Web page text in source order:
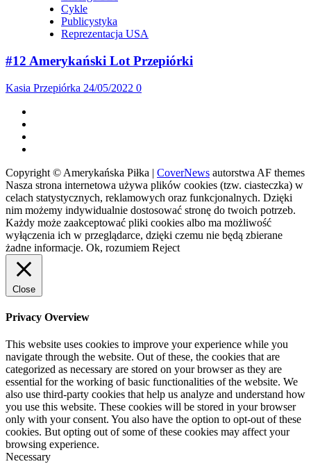
Cykle
Publicystyka
Reprezentacja USA
#12 Amerykański Lot Przepiórki
Kasia Przepiórka 24/05/2022 0
Copyright © Amerykańska Piłka | CoverNews autorstwa AF themes
Nasza strona internetowa używa plików cookies (tzw. ciasteczka) w
celach statystycznych, reklamowych oraz funkcjonalnych. Dzięki
nim możemy indywidualnie dostosować stronę do twoich potrzeb.
Każdy może zaakceptować pliki cookies albo ma możliwość
wyłączenia ich w przeglądarce, dzięki czemu nie będą zbierane
żadne informacje. Ok, rozumiem Reject
Close
Privacy Overview
This website uses cookies to improve your experience while you
navigate through the website. Out of these, the cookies that are
categorized as necessary are stored on your browser as they are
essential for the working of basic functionalities of the website. We
also use third-party cookies that help us analyze and understand how
you use this website. These cookies will be stored in your browser
only with your consent. You also have the option to opt-out of these
cookies. But opting out of some of these cookies may affect your
browsing experience.
Necessary